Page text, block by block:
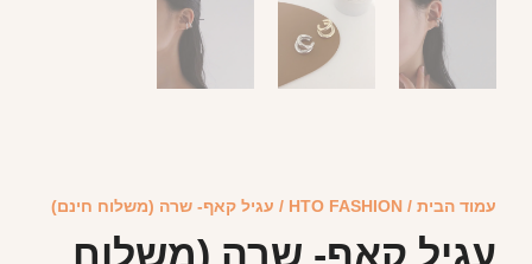
עמוד הבית /
HTO FASHION / עגיל קאף- שרה (משלוח חינם)
עגיל קאף- שרה (משלוח